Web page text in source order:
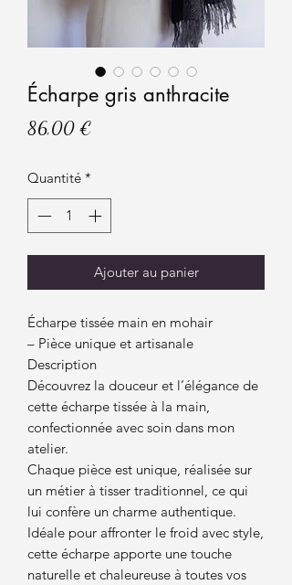
Écharpe gris anthracite
86,00 €
Quantité *
Ajouter au panier
Écharpe tissée main en mohair
– Pièce unique et artisanale
Description
Découvrez la douceur et l’élégance de
cette écharpe tissée à la main,
confectionnée avec soin dans mon
atelier.
Chaque pièce est unique, réalisée sur
un métier à tisser traditionnel, ce qui
lui confère un charme authentique.
Idéale pour affronter le froid avec style,
cette écharpe apporte une touche
naturelle et chaleureuse à toutes vos